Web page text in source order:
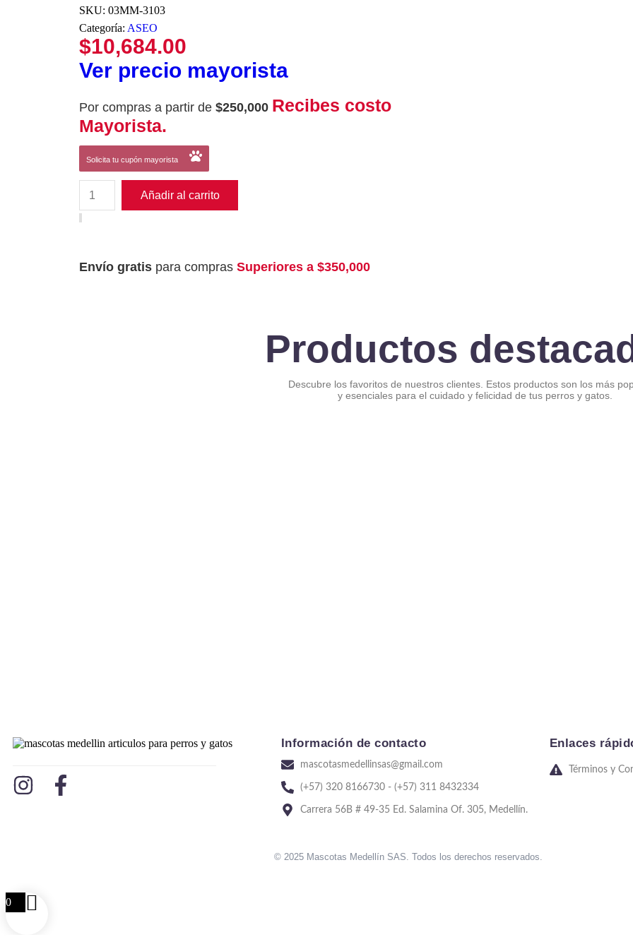
SKU: 03MM-3103
Categoría: ASEO
$10,684.00
Ver precio mayorista
Por compras a partir de $250,000 Recibes costo
Mayorista.
Solicita tu cupón mayorista
Añadir al carrito
Envío gratis para compras Superiores a $350,000
Productos
Descubre los favoritos de nuestros clientes. Estos productos son los más
y esenciales para el cuidado y felicidad de tus perros y gatos.
Información de contacto
mascotasmedellinsas@gmail.com
(+57) 320 8166730 - (+57) 311 8432334
Carrera 56B # 49-35 Ed. Salamina Of. 305, Medellín.
Enlaces
Términos y
© 2025 Mascotas Medellín SAS. Todos los derechos reservados.
0